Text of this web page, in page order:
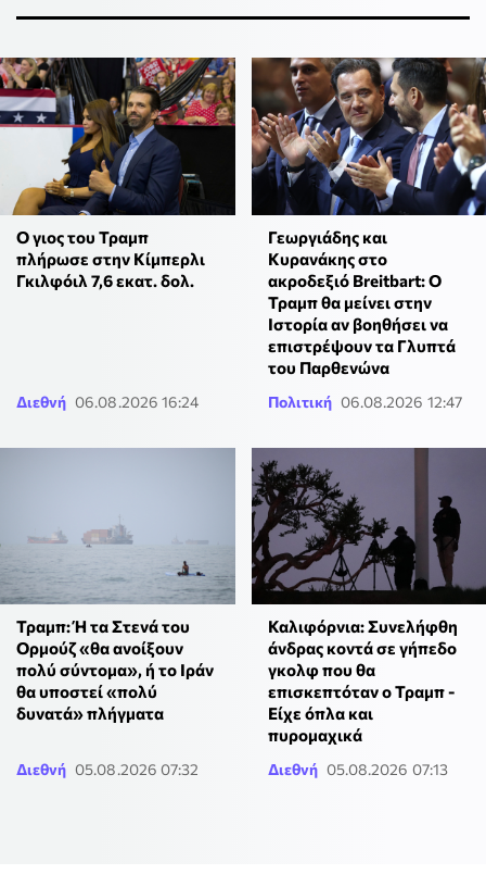
Ο γιος του Τραμπ
πλήρωσε στην Κίμπερλι
Γκιλφόιλ 7,6 εκατ. δολ.
Διεθνή 06.08.2026 16:24
Γεωργιάδης και
Κυρανάκης στο
ακροδεξιό Breitbart: Ο
Τραμπ θα μείνει στην
Ιστορία αν βοηθήσει να
επιστρέψουν τα Γλυπτά
του Παρθενώνα
Πολιτική 06.08.2026 12:47
Τραμπ: Ή τα Στενά του
Ορμούζ «θα ανοίξουν
πολύ σύντομα», ή το Ιράν
θα υποστεί «πολύ
δυνατά» πλήγματα
Διεθνή 05.08.2026 07:32
Καλιφόρνια: Συνελήφθη
άνδρας κοντά σε γήπεδο
γκολφ που θα
επισκεπτόταν ο Τραμπ -
Είχε όπλα και
πυρομαχικά
Διεθνή 05.08.2026 07:13